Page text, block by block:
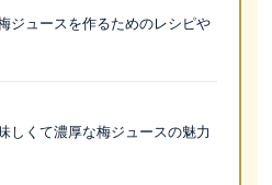
ジュースを作るためのレシピや
しくて濃厚な梅ジュースの魅力